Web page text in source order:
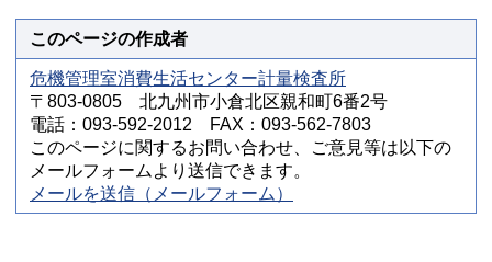
このページの作成者
危機管理室消費生活センター計量検査所
〒803-0805 北九州市小倉北区親和町6番2号
電話：093-592-2012 FAX：093-562-7803
このページに関するお問い合わせ、ご意見等は以下の
メールフォームより送信できます。
メールを送信（メールフォーム）